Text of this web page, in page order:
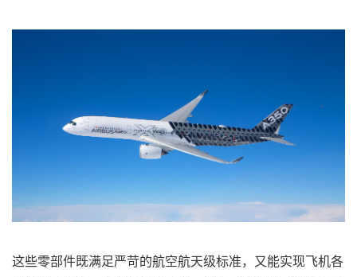
这些零部件既满足严苛的航空航天级标准，又能实现飞机各